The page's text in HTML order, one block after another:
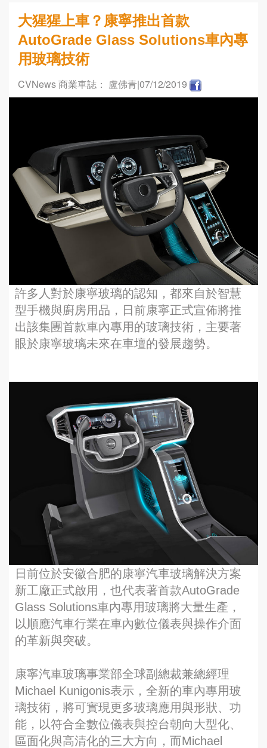
大猩猩上車？康寧推出首款
AutoGrade Glass Solutions車內專
用玻璃技術
CVNews 商業車誌： 盧佛青|07/12/2019
許多人對於康寧玻璃的認知，都來自於智慧
型手機與廚房用品，日前康寧正式宣佈將推
出該集團首款車內專用的玻璃技術，主要著
眼於康寧玻璃未來在車壇的發展趨勢。
日前位於安徽合肥的康寧汽車玻璃解決方案
新工廠正式啟用，也代表著首款AutoGrade
Glass Solutions車內專用玻璃將大量生產，
以順應汽車行業在車內數位儀表與操作介面
的革新與突破。
康寧汽車玻璃事業部全球副總裁兼總經理
Michael Kunigonis表示，全新的車內專用玻
璃技術，將可實現更多玻璃應用與形狀、功
能，以符合全數位儀表與控台朝向大型化、
區面化與高清化的三大方向，而Michael